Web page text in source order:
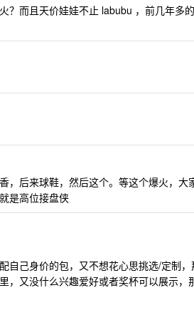
？而且天价娃娃不止 labubu ，前几年多
，后来球鞋，然后这个。等这个爆火，大
是高位接盘侠
自己身价的包，又不想花心思挑选/定制，
，又没什么兴趣爱好或者奖杯可以展示，